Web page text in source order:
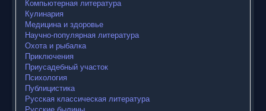
Компьютерная литература
Кулинария
Медицина и здоровье
Научно-популярная литература
Охота и рыбалка
Приключения
Приусадебный участок
Психология
Публицистика
Русская классическая литература